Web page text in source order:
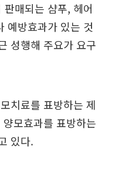
매되는 샴푸, 헤어
예방효과가 있는 것
성행해 주요가 요구
치료를 표방하는 제
모효과를 표방하는
있다.